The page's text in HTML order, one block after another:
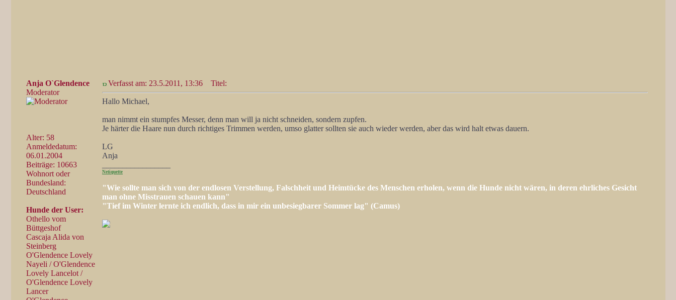
Anja O`Glendence
Moderator
Alter: 58
Anmeldedatum:
06.01.2004
Beiträge: 10663
Wohnort oder
Bundesland:
Deutschland
Hunde der User:
Othello vom
Büttgeshof
Cascaja Alida von
Steinberg
O'Glendence Lovely
Nayeli / O'Glendence
Lovely Lancelot /
O'Glendence Lovely
Lancer
Verfasst am: 23.5.2011, 13:36 Titel:
Hallo Michael,
man nimmt ein stumpfes Messer, denn man will ja nicht schneiden, sondern zupfen.
Je härter die Haare nun durch richtiges Trimmen werden, umso glatter sollten sie auch wieder werden, aber das wird halt etwas dauern.
LG
Anja
Netiquette
"Wie sollte man sich von der endlosen Verstellung, Falschheit und Heimtücke des Menschen erholen, wenn die Hunde nicht wären, in deren ehrliches Gesicht
man ohne Misstrauen schauen kann"
"Tief im Winter lernte ich endlich, dass in mir ein unbesiegbarer Sommer lag" (Camus)